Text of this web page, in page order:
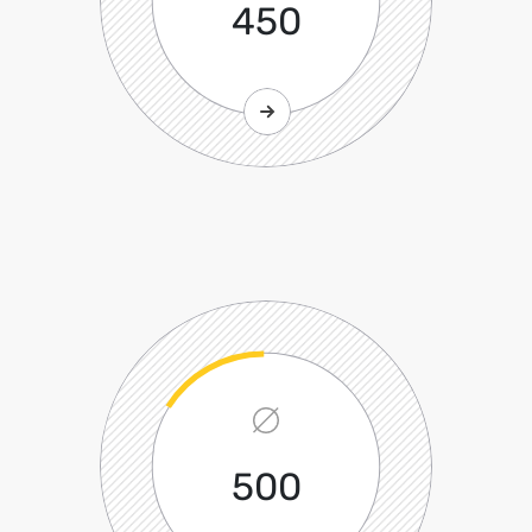
450
500